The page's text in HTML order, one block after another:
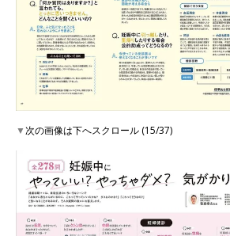
▼次の画像は下へスクロール (15/37)